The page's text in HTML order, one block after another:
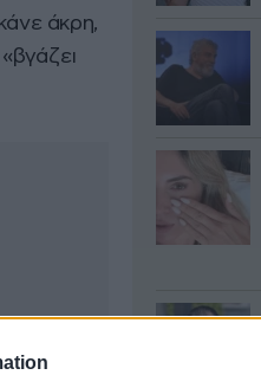
άκρη,